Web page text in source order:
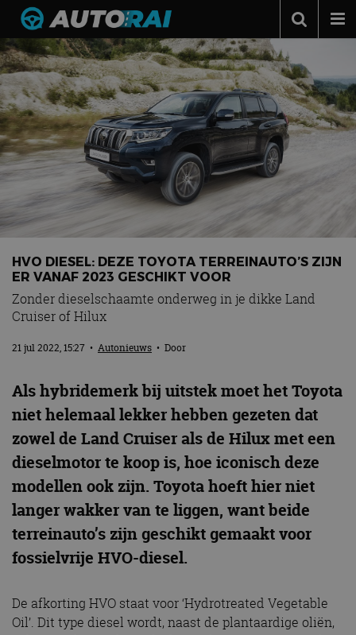
Autonieuws
Podcast
Autotests
Automerken
Adverteren
Contact
MotorRAI.nl
HVO DIESEL: DEZE TOYOTA TERREINAUTO’S ZIJN
ER VANAF 2023 GESCHIKT VOOR
Zonder dieselschaamte onderweg in je dikke Land
Cruiser of Hilux
21 jul 2022, 15:27 • Autonieuws • Door
Als hybridemerk bij uitstek moet het Toyota
niet helemaal lekker hebben gezeten dat
zowel de Land Cruiser als de Hilux met een
dieselmotor te koop is, hoe iconisch deze
modellen ook zijn. Toyota hoeft hier niet
langer wakker van te liggen, want beide
terreinauto’s zijn geschikt gemaakt voor
fossielvrije HVO-diesel.
De afkorting HVO staat voor ‘Hydrotreated Vegetable
Oil’. Dit type diesel wordt, naast de plantaardige oliën,